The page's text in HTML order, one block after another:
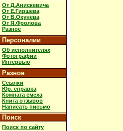
От Д.Анискевича
От Е.Гиршева
От В.Окунева
От Я.Фролова
Разное
Персоналии
Об исполнителях
Фотографии
Интервью
Разное
Ссылки
Юр. справка
Комната смеха
Книга отзывов
Написать письмо
Поиск
Поиск по сайту